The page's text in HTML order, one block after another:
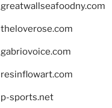
greatwallseafoodny.com
theloverose.com
gabriovoice.com
resinflowart.com
p-sports.net